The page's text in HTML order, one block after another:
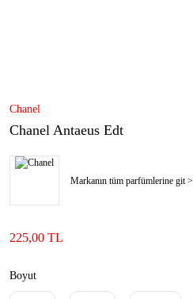
Chanel
Chanel Antaeus Edt
Markanın tüm parfümlerine git >
225,00 TL
Boyut